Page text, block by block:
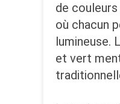
de
où chacun
lumineuse.
et vert